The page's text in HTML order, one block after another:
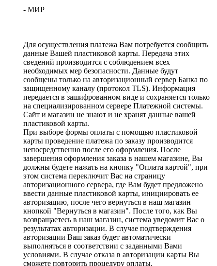
- МИР
Для осуществления платежа Вам потребуется сообщить
данные Вашей пластиковой карты. Передача этих
сведений производится с соблюдением всех
необходимых мер безопасности. Данные будут
сообщены только на авторизационный сервер Банка по
защищенному каналу (протокол TLS). Информация
передается в зашифрованном виде и сохраняется только
на специализированном сервере Платежной системы.
Сайт и магазин не знают и не хранят данные вашей
пластиковой карты.
При выборе формы оплаты с помощью пластиковой
карты проведение платежа по заказу производится
непосредственно после его оформления. После
завершения оформления заказа в нашем магазине, Вы
должны будете нажать на кнопку "Оплата картой", при
этом система переключит Вас на страницу
авторизационного сервера, где Вам будет предложено
ввести данные пластиковой карты, инициировать ее
авторизацию, после чего вернуться в наш магазин
кнопкой "Вернуться в магазин". После того, как Вы
возвращаетесь в наш магазин, система уведомит Вас о
результатах авторизации. В случае подтверждения
авторизации Ваш заказ будет автоматически
выполняться в соответствии с заданными Вами
условиями. В случае отказа в авторизации карты Вы
сможете повторить процедуру оплаты.